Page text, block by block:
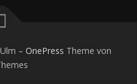
– OnePress Theme von